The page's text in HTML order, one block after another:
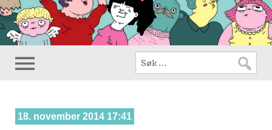
18. november 2014 17:41